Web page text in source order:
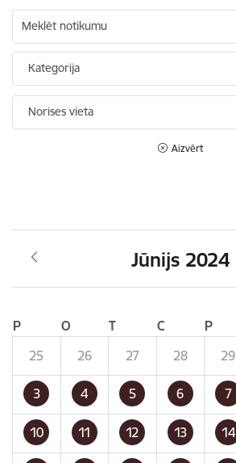
Meklēt notikumu
Kategorija
Norises vieta
Aizvērt
Jūnijs 2024
P O T C P
25
26 27 28 29
3 4 5 6 7
10 11 12 13 14